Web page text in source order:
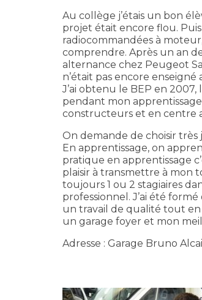
Au collège j’étais un bon
projet était encore flou.
radiocommandées à
comprendre. Après un an
alternance chez Peugeot
n’était pas encore enseigné
J’ai obtenu le BEP en
pendant mon
constructeurs et en centre
On demande de choisir très
En apprentissage, on
pratique en apprentissage
plaisir à transmettre à mon
toujours 1 ou 2 stagiaires
professionnel. J’ai été
un travail de qualité tout en
un garage foyer et mon
Adresse : Garage Bruno